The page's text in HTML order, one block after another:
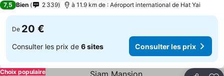
7,5 Bien 2 339 à 11.9 km de : Aéroport international de Hat Yai
De 20 €
Consulter les prix de 6 sites Consulter les prix
Choix populaire